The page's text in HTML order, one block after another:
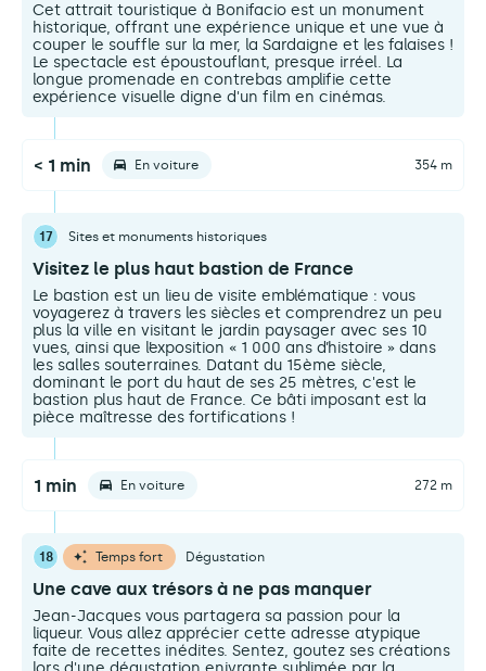
Cet attrait touristique à Bonifacio est un monument
historique, offrant une expérience unique et une vue à
couper le souffle sur la mer, la Sardaigne et les falaises !
Le spectacle est époustouflant, presque irréel. La
longue promenade en contrebas amplifie cette
expérience visuelle digne d'un film en cinémas.
< 1 min En voiture 354 m
17 Sites et monuments historiques
Visitez le plus haut bastion de France
Le bastion est un lieu de visite emblématique : vous
voyagerez à travers les siècles et comprendrez un peu
plus la ville en visitant le jardin paysager avec ses 10
vues, ainsi que l’exposition « 1 000 ans d’histoire » dans
les salles souterraines. Datant du 15ème siècle,
dominant le port du haut de ses 25 mètres, c'est le
bastion plus haut de France. Ce bâti imposant est la
pièce maîtresse des fortifications !
1 min En voiture 272 m
18 Temps fort Dégustation
Une cave aux trésors à ne pas manquer
Jean-Jacques vous partagera sa passion pour la
liqueur. Vous allez apprécier cette adresse atypique
faite de recettes inédites. Sentez, goutez ses créations